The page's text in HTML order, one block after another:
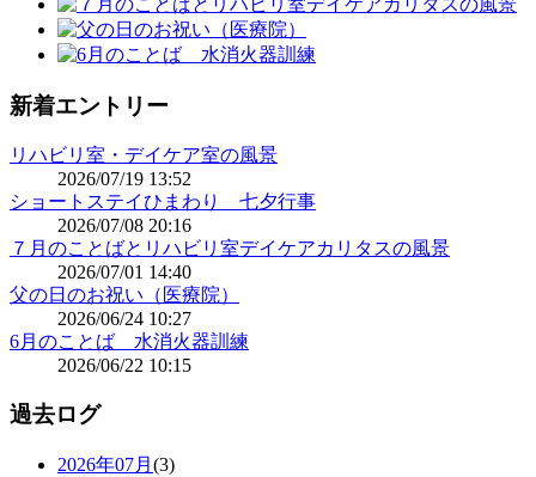
新着エントリー
リハビリ室・デイケア室の風景
2026/07/19 13:52
ショートステイひまわり 七夕行事
2026/07/08 20:16
７月のことばとリハビリ室デイケアカリタスの風景
2026/07/01 14:40
父の日のお祝い（医療院）
2026/06/24 10:27
6月のことば 水消火器訓練
2026/06/22 10:15
過去ログ
2026年07月 (3)